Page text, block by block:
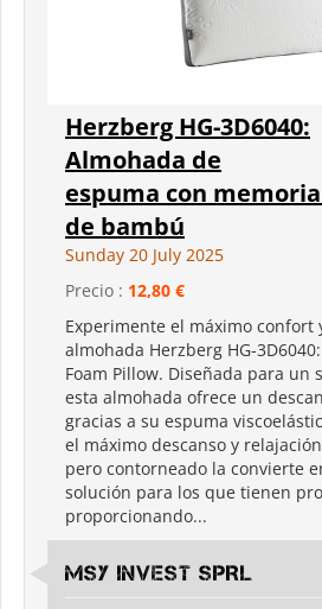
Herzberg HG-3D6040:
Almohada de
espuma con
de bambú
Sunday 20 July 2025
Precio : 12,80 €
Experimente el máximo confort
almohada Herzberg HG-
Foam Pillow. Diseñada para un
esta almohada ofrece un
gracias a su espuma
el máximo descanso y
pero contorneado la convierte
solución para los que tienen
proporcionando...
MSY INVEST SPRL